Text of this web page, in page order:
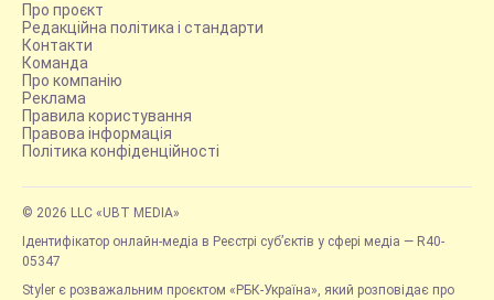
Про проєкт
Редакційна політика і стандарти
Контакти
Команда
Про компанію
Реклама
Правила користування
Правова інформація
Політика конфіденційності
© 2026 LLC «UBT MEDIA»
Ідентифікатор онлайн-медіа в Реєстрі суб’єктів у сфері медіа — R40-
05347
Styler є розважальним проєктом «РБК-Україна», який розповідає про